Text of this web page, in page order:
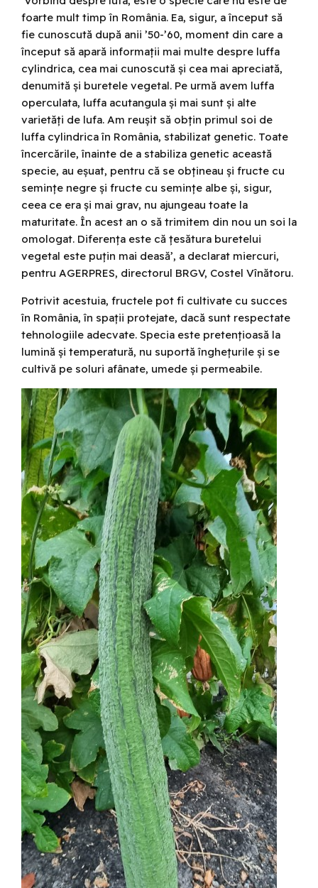
foarte mult timp în România. Ea, sigur, a început să
fie cunoscută după anii ’50-’60, moment din care a
început să apară informații mai multe despre luffa
cylindrica, cea mai cunoscută și cea mai apreciată,
denumită și buretele vegetal. Pe urmă avem luffa
operculata, luffa acutangula și mai sunt și alte
varietăți de lufa. Am reușit să obțin primul soi de
luffa cylindrica în România, stabilizat genetic. Toate
încercările, înainte de a stabiliza genetic această
specie, au eșuat, pentru că se obțineau și fructe cu
semințe negre și fructe cu semințe albe și, sigur,
ceea ce era și mai grav, nu ajungeau toate la
maturitate. În acest an o să trimitem din nou un soi la
omologat. Diferența este că țesătura buretelui
vegetal este puțin mai deasă’, a declarat miercuri,
pentru AGERPRES, directorul BRGV, Costel Vînătoru.
Potrivit acestuia, fructele pot fi cultivate cu succes
în România, în spații protejate, dacă sunt respectate
tehnologiile adecvate. Specia este pretențioasă la
lumină și temperatură, nu suportă înghețurile și se
cultivă pe soluri afânate, umede și permeabile.